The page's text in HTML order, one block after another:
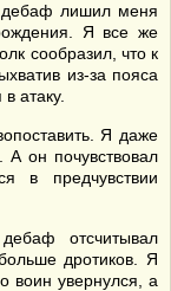
дебаф лишил меня
Я все же
сообразил, что к
из-за пояса
атаку.
Я даже
А он почувствовал
в предчувствии
отсчитывал
дротиков. Я
воин увернулся, а